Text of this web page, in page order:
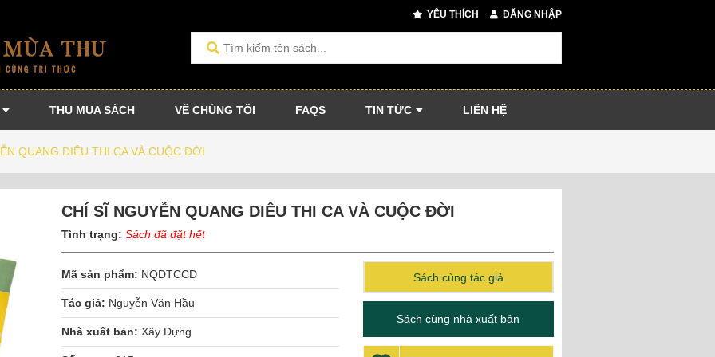
YÊU THÍCH ĐĂNG NHẬP
THU MUA SÁCH VỀ CHÚNG TÔI FAQS TIN TỨC LIÊN HỆ
QUANG DIÊU THI CA VÀ CUỘC ĐỜI
CHÍ SĨ NGUYỄN QUANG DIÊU THI CA VÀ CUỘC ĐỜI
Tình trạng:Sách đã đặt hết
Mã sản phẩm: NQDTCCD
Tác giả: Nguyễn Văn Hầu
Nhà xuất bản: Xây Dựng
Sách cùng tác giả
Sách cùng nhà xuất bản